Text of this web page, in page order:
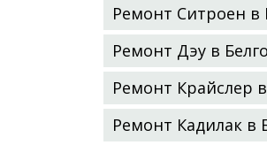
Ремонт Ситроен в
Ремонт Дэу в
Ремонт Крайслер
Ремонт Кадилак в